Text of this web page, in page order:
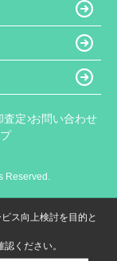
査定 お問い合わせ
Reserved.
ス向上検討を目的と
認ください。